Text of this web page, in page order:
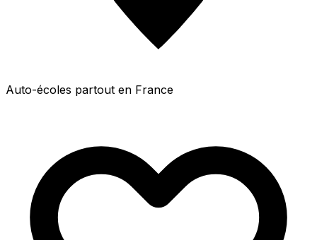
Auto-écoles partout en France